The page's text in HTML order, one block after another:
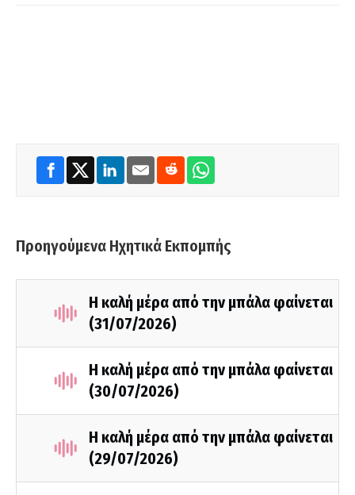
Προηγούμενα Ηχητικά Εκπομπής
Η καλή μέρα από την μπάλα φαίνεται
(31/07/2026)
Η καλή μέρα από την μπάλα φαίνεται
(30/07/2026)
Η καλή μέρα από την μπάλα φαίνεται
(29/07/2026)